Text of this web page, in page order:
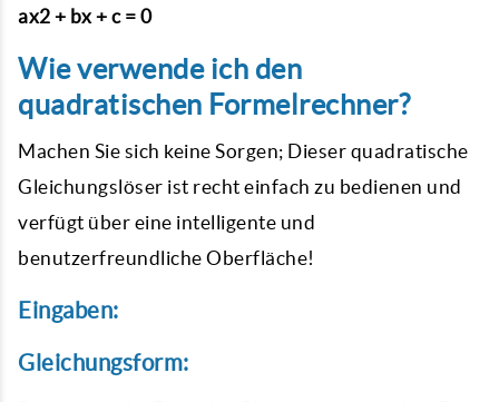
ax2 + bx + c = 0
Wie verwende ich den
quadratischen Formelrechner?
Machen Sie sich keine Sorgen; Dieser quadratische
Gleichungslöser ist recht einfach zu bedienen und
verfügt über eine intelligente und
benutzerfreundliche Oberfläche!
Eingaben:
Gleichungsform: